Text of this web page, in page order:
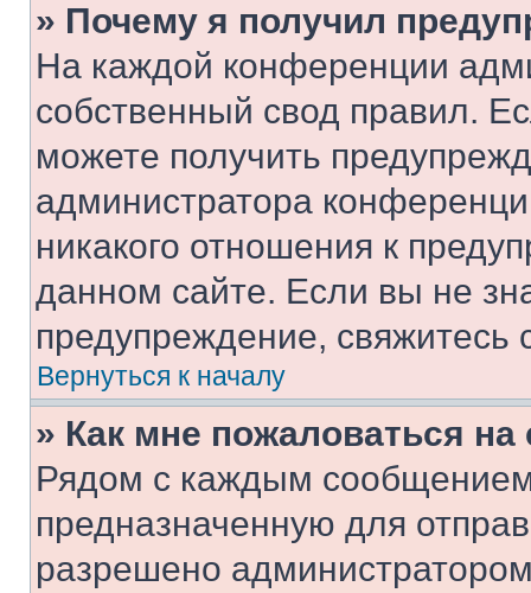
» Почему я получил
На каждой конференции
собственный свод правил.
можете получить
администратора
никакого отношения к
данном сайте. Если вы не
предупреждение,
Вернуться к началу
» Как мне пожаловаться
Рядом с каждым сообщением
предназначенную для
разрешено